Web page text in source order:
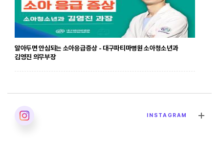
알아두면 안심되는 소아응급증상 - 대구파티마병원 소아청소년과
김영진 의무부장
INSTAGRAM